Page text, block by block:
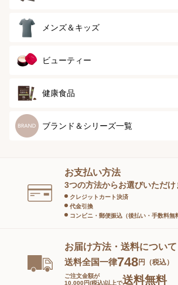
ランジェリー
イツ
スポーツ
アウター
グッズ
メンズ＆キッズ
メンズトップ
メンズソックス
ビューティー
スキンケア
スペシャルケア
スキンケアグッズ
健康食品
健康食品
ブランド＆シリーズ一覧
お支払い方法
3つの方法からお選びいただけ
クレジットカート決済
代金引換
コンビニ・郵便振込（後払い・手数料無
お届け方法・送料について
送料全国一律748円（税込）
ご注文金額が
10,000円(税込)以上で送料無料